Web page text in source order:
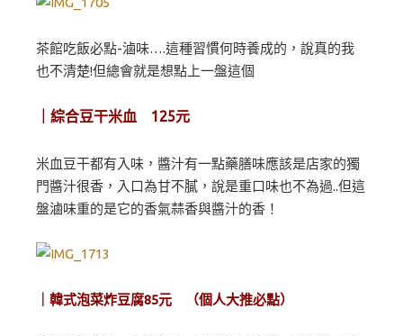
茶館吃飯必點-滷味….這種習慣何時養成的，說真的我
也不清楚!但總會就是想點上一盤這個
｜綜合豆干米血 125元
米血豆干都有入味，醬汁有一點藥膳味應該是店家的獨
門醬汁很香，入口為甘不膩，說是重口味也不為過..但這
盤滷味重的是它的香氣蒜香與醬汁的香！
｜韓式泡菜炸豆腐85元 （個人大推必點）